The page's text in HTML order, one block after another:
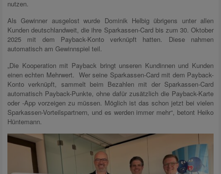
nutzen.
Als Gewinner ausgelost wurde Dominik Helbig übrigens unter allen
Kunden deutschlandweit, die ihre Sparkassen-Card bis zum 30. Oktober
2025 mit dem Payback-Konto verknüpft hatten. Diese nahmen
automatisch am Gewinnspiel teil.
„Die Kooperation mit Payback bringt unseren Kundinnen und Kunden
einen echten Mehrwert. Wer seine Sparkassen-Card mit dem Payback-
Konto verknüpft, sammelt beim Bezahlen mit der Sparkassen-Card
automatisch Payback-Punkte, ohne dafür zusätzlich die Payback-Karte
oder -App vorzeigen zu müssen. Möglich ist das schon jetzt bei vielen
Sparkassen-Vorteilspartnern, und es werden immer mehr“, betont Heiko
Hüntemann.